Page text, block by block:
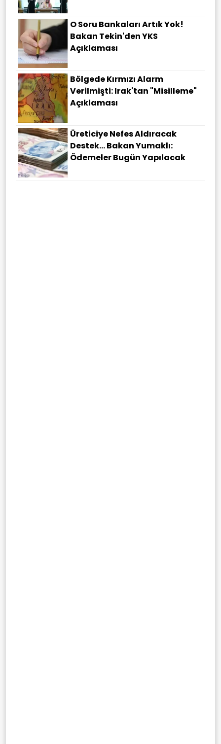
O Soru Bankaları Artık Yok!
Bakan Tekin'den YKS
Açıklaması
Bölgede Kırmızı Alarm
Verilmişti: Irak'tan "misilleme"
Açıklaması
Üreticiye Nefes Aldıracak
Destek... Bakan Yumaklı:
Ödemeler Bugün Yapılacak